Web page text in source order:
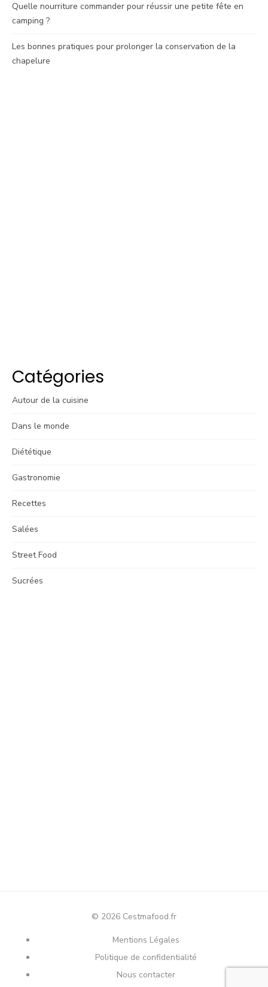
Quelle nourriture commander pour réussir une petite fête en
camping ?
Les bonnes pratiques pour prolonger la conservation de la
chapelure
Catégories
Autour de la cuisine
Dans le monde
Diététique
Gastronomie
Recettes
Salées
Street Food
Sucrées
© 2026 Cestmafood.fr
Mentions Légales
Politique de confidentialité
Nous contacter